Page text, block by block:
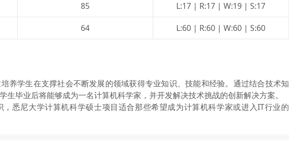
85 L:17 | R:17 | W:19 | S:17
64 L:60 | R:60 | W:60 | S:60
养学生在支撑社会不断发展的领域获得专业知识、技能和经验。通过结合技术知
生毕业后将能够成为一名计算机科学家，并开发解决技术挑战的创新解决方案。
悉尼大学计算机科学硕士项目适合那些希望成为计算机科学家或进入IT行业的